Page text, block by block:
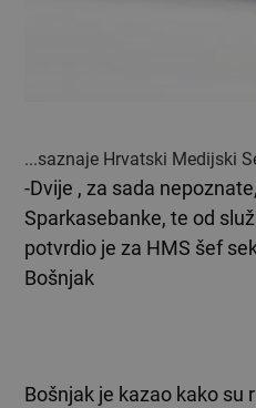
...saznaje Hrvatski Medijski
-Dvije , za sada
Sparkasebanke, te od
potvrdio je za HMS šef
Bošnjak
Bošnjak je kazao kako su